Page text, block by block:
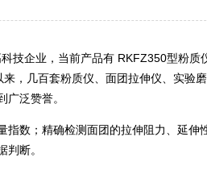
企业，当前产品有 RKFZ350型粉质
，几百套粉质仪、面团拉伸仪、实验
泛赞誉。
数；精确检测面团的拉伸阻力、延伸
断。